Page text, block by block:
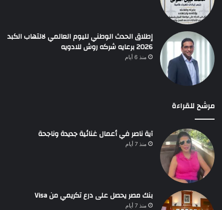
إطلاق الحدث الوطني لليوم العالمي لالتهاب الكبد
2026 برعايه شركه روش للادويه
منذ 6 أيام
مرشح للقراءة
آية ناصر في أعمال غنائية جديدة وناجحة
منذ 7 أيام
بنك مصر يحصل على درع تكريمي من Visa
منذ 7 أيام